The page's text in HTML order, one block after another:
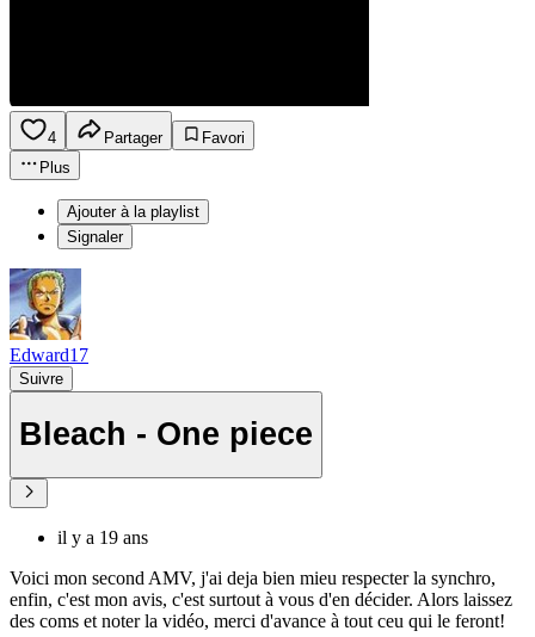
4 Partager
Favori
Plus
Ajouter à la playlist
Signaler
Edward17
Suivre
Bleach - One piece
il y a 19 ans
Voici mon second AMV, j'ai deja bien mieu respecter la synchro,
enfin, c'est mon avis, c'est surtout à vous d'en décider. Alors laissez
des coms et noter la vidéo, merci d'avance à tout ceu qui le feront!